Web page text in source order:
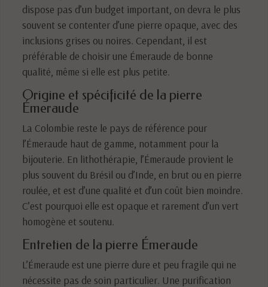
dispose pas d’un budget important, on devra le plus
souvent se contenter d’une pierre opaque, avec des
inclusions grises ou noires. Cependant, il est
préférable de choisir une Émeraude de bonne
qualité, même si elle est plus petite.
Origine et spécificité de la pierre
Émeraude
La Colombie reste le pays de référence pour
l’Émeraude haut de gamme, notamment pour la
bijouterie. En lithothérapie, l’Émeraude provient le
plus souvent du Brésil ou d’Inde, en brut ou en pierre
roulée, et est d’une qualité et d’un coût bien moindre.
C’est pourquoi elle est opaque et rarement d’un vert
homogène et soutenu.
Entretien de la pierre Émeraude
L’Émeraude est une pierre dure et peu fragile qui ne
nécessite pas de soin particulier. Une purification